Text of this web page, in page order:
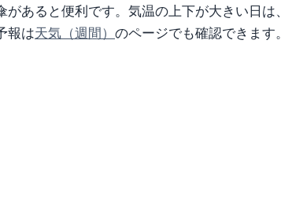
あると便利です。気温の上下が大きい日は、
報は天気（週間） のページでも確認できます。